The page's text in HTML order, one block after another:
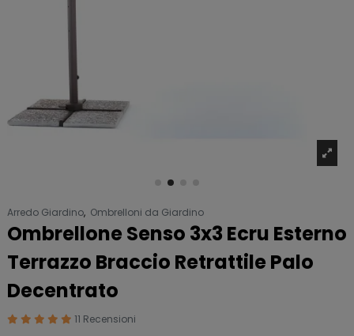
Arredo Giardino, Ombrelloni da Giardino
Ombrellone Senso 3x3 Ecru Esterno
Terrazzo Braccio Retrattile Palo
Decentrato
11 Recensioni